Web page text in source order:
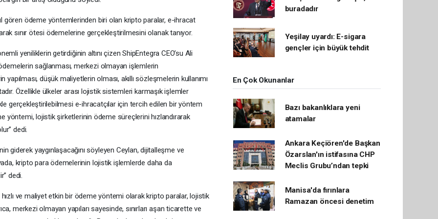
gören ödeme yöntemlerinden biri olan kripto paralar, e-ihracat
sınır ötesi ödemelerine gerçekleştirilmesini olanak tanıyor.
yeniliklerin getirdiğinin altını çizen ShipEntegra CEO’su Ali
sağlanması, merkezi olmayan işlemlerin
düşük maliyetlerin olması, akıllı sözleşmelerin kullanımı
Özellikle ülkeler arası lojistik sistemleri karmaşık işlemler
gerçekleştirilebilmesi e-ihracatçılar için tercih edilen bir yöntem
yöntemi, lojistik şirketlerinin ödeme süreçlerini hızlandırarak
dedi.
giderek yaygınlaşacağını söyleyen Ceylan, dijitalleşme ve
kripto para ödemelerinin lojistik işlemlerde daha da
dedi.
ve maliyet etkin bir ödeme yöntemi olarak kripto paralar, lojistik
merkezi olmayan yapıları sayesinde, sınırları aşan ticarette ve
buradadır
Yeşilay uyardı: E-sigara
gençler için büyük tehdit
En Çok Okunanlar
Bazı bakanlıklara yeni
atamalar
Ankara Keçiören'de Başkan
Özarslan'ın istifasına CHP
Meclis Grubu’ndan tepki
Manisa'da fırınlara
Ramazan öncesi denetim